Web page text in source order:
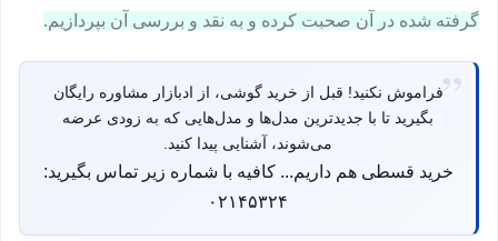
گرفته شده در آن صحبت کرده و به نقد و بررسی آن بپردازیم.
فراموش نکنید! قبل از خرید گوشی، از ادبازار مشاوره رایگان
بگیرید تا با جدیدترین مدل‌ها و مدل‌هایی که به زودی عرضه
می‌شوند، آشنایی پیدا کنید.
خرید قسطی هم داریم... کافیه با شماره زیر تماس بگیرید:
۰۲۱۴۵۳۲۴